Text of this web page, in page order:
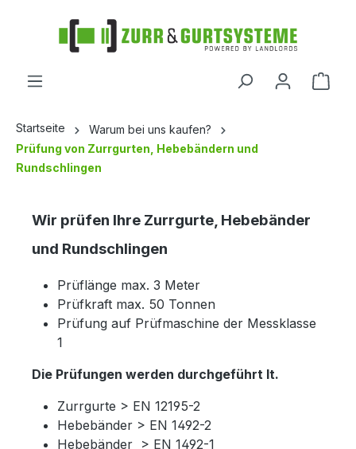
springen
Startseite
Warum bei uns kaufen?
Prüfung von Zurrgurten, Hebebändern und
Rundschlingen
Wir prüfen Ihre Zurrgurte, Hebebänder
und Rundschlingen
Prüflänge max. 3 Meter
Prüfkraft max. 50 Tonnen
Prüfung auf Prüfmaschine der Messklasse
1
Die Prüfungen werden durchgeführt lt.
Zurrgurte > EN 12195-2
Hebebänder > EN 1492-2
Hebebänder > EN 1492-1